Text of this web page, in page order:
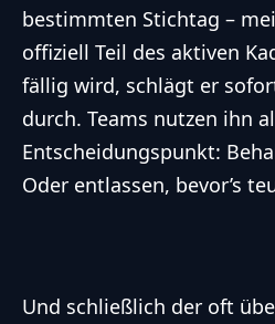
bestimmten Stichtag –
offiziell Teil des aktiven
fällig wird, schlägt er
durch. Teams nutzen ihn
Entscheidungspunkt:
Oder entlassen, bevor’s
Und schließlich der oft